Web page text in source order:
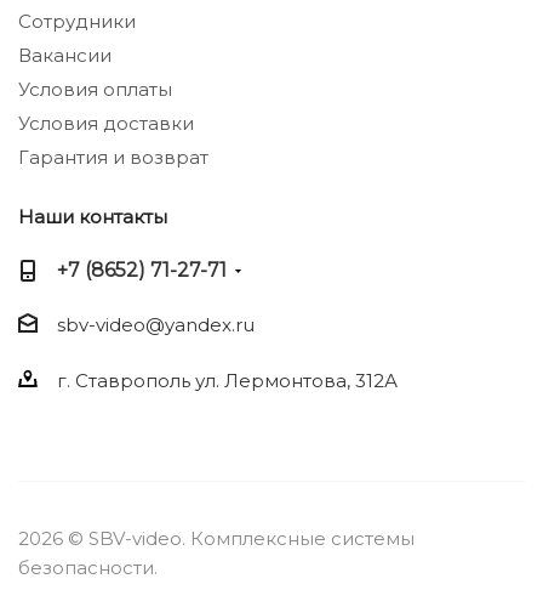
Сотрудники
Вакансии
Условия оплаты
Условия доставки
Гарантия и возврат
Наши контакты
+7 (8652) 71-27-71
sbv-video@yandex.ru
г. Ставрополь ул. Лермонтова, 312А
2026 © SBV-video. Комплексные системы
безопасности.